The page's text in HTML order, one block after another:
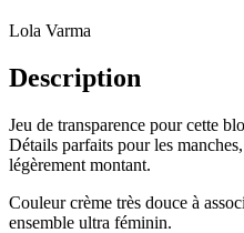
Lola Varma
Description
Jeu de transparence pour cette
Détails parfaits pour les
légèrement montant.
Couleur crème très douce à
ensemble ultra féminin.